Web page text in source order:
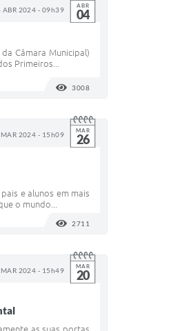
ABR 2024 - 09h39 ABR
04
Câmara Municipal)
Primeiros...
3008
2024 - 15h09 MAR
26
e alunos em mais
o mundo...
2711
2024 - 15h49 MAR
20
as suas portas